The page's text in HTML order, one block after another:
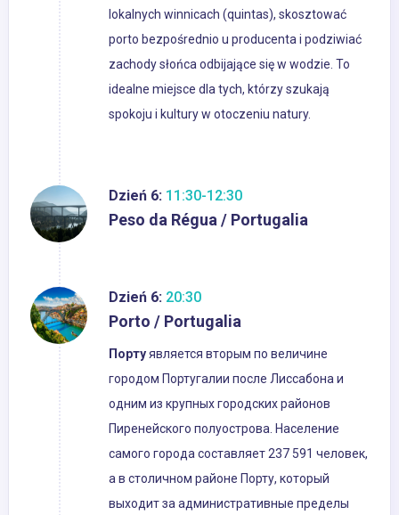
lokalnych winnicach (quintas), skosztować
porto bezpośrednio u producenta i podziwiać
zachody słońca odbijające się w wodzie. To
idealne miejsce dla tych, którzy szukają
spokoju i kultury w otoczeniu natury.
Dzień 6: 11:30-12:30
Peso da Régua / Portugalia
Dzień 6: 20:30
Porto / Portugalia
Портуявляется вторым по величине
городом Португалии после Лиссабона и
одним из крупных городских районов
Пиренейского полуострова. Население
самого города составляет 237 591 человек,
а в столичном районе Порту, который
выходит за административные пределы